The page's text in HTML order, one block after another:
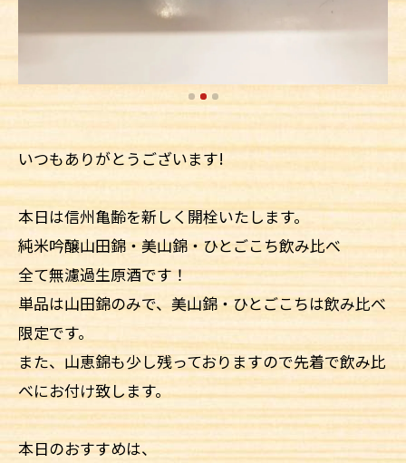
いつもありがとうございます!
本日は信州亀齢を新しく開栓いたします。
純米吟醸山田錦・美山錦・ひとごこち飲み比べ
全て無濾過生原酒です！
単品は山田錦のみで、美山錦・ひとごこちは飲み比べ
限定です。
また、山恵錦も少し残っておりますので先着で飲み比
べにお付け致します。
本日のおすすめは、